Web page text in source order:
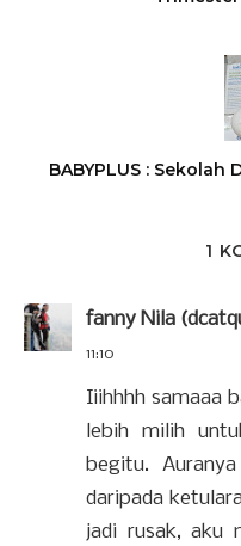
BABYPLUS :
1
fanny Nila
11:10
Iiihhhh samaaa
lebih milih
begitu.
daripada
jadi rusak, aku